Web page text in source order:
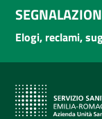
Elogi, reclami,